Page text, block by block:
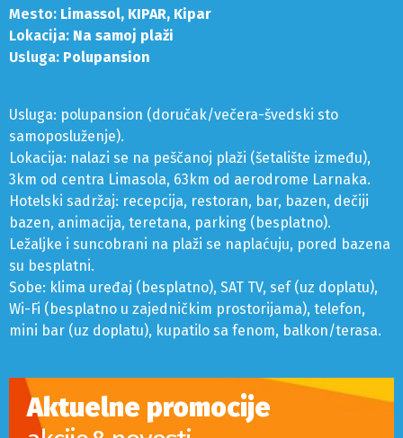
Mesto: Limassol, KIPAR, Kipar
Lokacija: Na samoj plaži
Usluga: Polupansion
Usluga: polupansion (doručak/večera-švedski sto
samoposluženje).
Lokacija: nalazi se na peščanoj plaži (šetalište između),
3km od centra Limasola, 63km od aerodrome Larnaka.
Hotelski sadržaj: recepcija, restoran, bar, bazen, dečiji
bazen, animacija, teretana, parking (besplatno).
Ležaljke i suncobrani na plaži se naplaćuju, pored bazena
su besplatni.
Sobe: klima uređaj (besplatno), SAT TV, sef (uz doplatu),
Wi-Fi (besplatno u zajedničkim prostorijama), telefon,
mini bar (uz doplatu), kupatilo sa fenom, balkon/terasa.
Aktuelne promocije